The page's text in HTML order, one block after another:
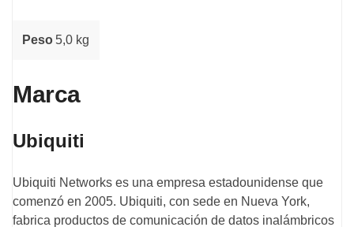
Peso 5,0 kg
Marca
Ubiquiti
Ubiquiti Networks es una empresa estadounidense que
comenzó en 2005. Ubiquiti, con sede en Nueva York,
fabrica productos de comunicación de datos inalámbricos